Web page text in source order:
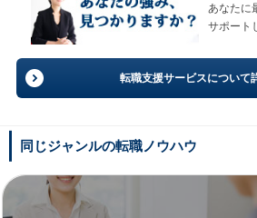
あなたに
サポート
転職支援サービスについて
同じジャンルの転職ノウハウ